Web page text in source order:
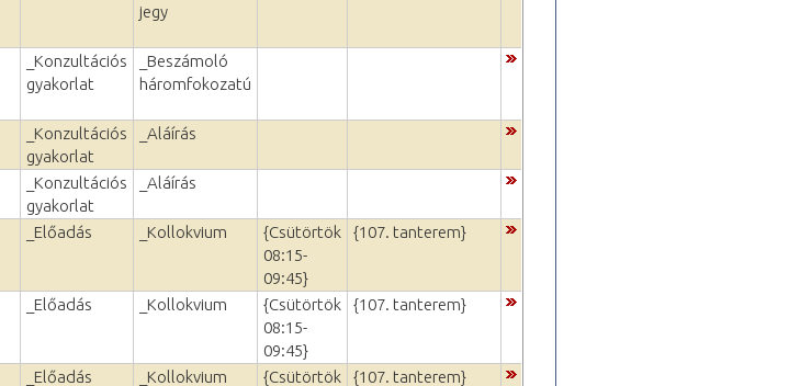
jegy
_Konzultációs
gyakorlat
_Beszámoló
háromfokozatú
_Konzultációs
gyakorlat
_Aláírás
_Konzultációs
gyakorlat
_Aláírás
_Előadás _Kollokvium
{Csütörtök
08:15-
09:45}
{107. tanterem}
_Előadás _Kollokvium
{Csütörtök
08:15-
09:45}
{107. tanterem}
_Előadás _Kollokvium {Csütörtök {107. tanterem}